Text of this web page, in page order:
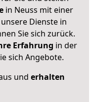
in Neuss mit einer
unsere Dienste in
Sie sich zurück.
Erfahrung in der
sich Angebote.
und erhalten